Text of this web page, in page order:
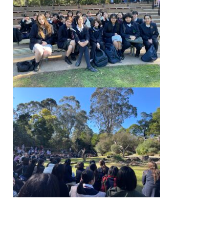
受験・入学案内
インフォメーション
〒860-8557 熊本市中央区上林町3-18
TEL：096-354-5355（代表）